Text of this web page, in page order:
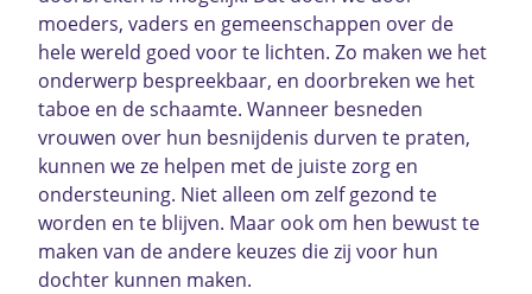
moeders, vaders en gemeenschappen over de
hele wereld goed voor te lichten. Zo maken we het
onderwerp bespreekbaar, en doorbreken we het
taboe en de schaamte. Wanneer besneden
vrouwen over hun besnijdenis durven te praten,
kunnen we ze helpen met de juiste zorg en
ondersteuning. Niet alleen om zelf gezond te
worden en te blijven. Maar ook om hen bewust te
maken van de andere keuzes die zij voor hun
dochter kunnen maken.